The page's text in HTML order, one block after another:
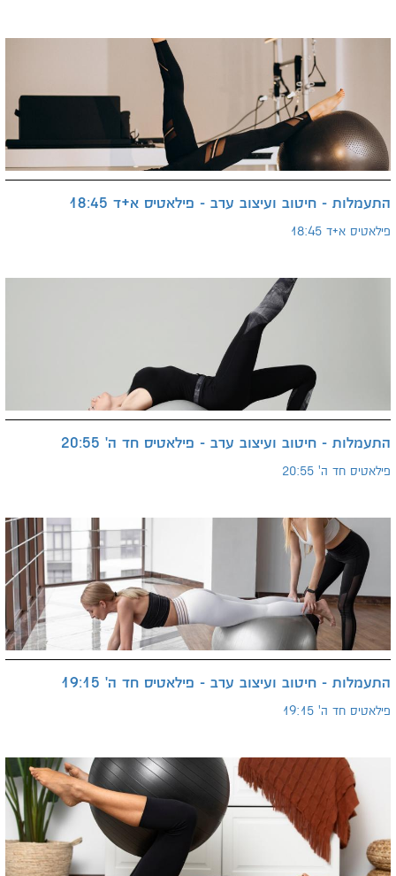
התעמלות - חיטוב ועיצוב ערב - פילאטיס א+ד 18:45
פילאטיס א+ד 18:45
התעמלות - חיטוב ועיצוב ערב - פילאטיס חד ה' 20:55
פילאטיס חד ה' 20:55
התעמלות - חיטוב ועיצוב ערב - פילאטיס חד ה' 19:15
פילאטיס חד ה' 19:15